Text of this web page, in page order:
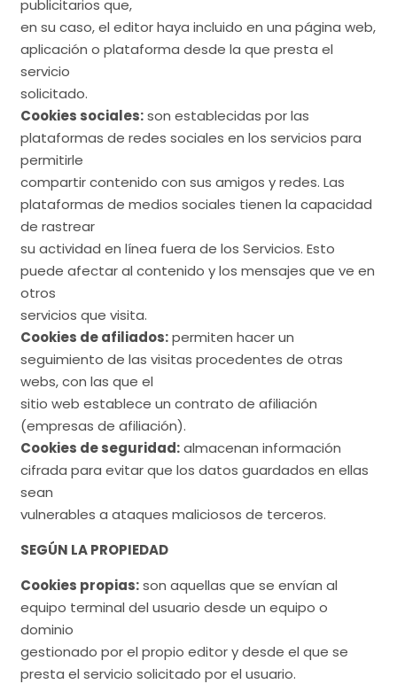
publicitarios que,
en su caso, el editor haya incluido en una página web,
aplicación o plataforma desde la que presta el
servicio
solicitado.
Cookies sociales:son establecidas por las
plataformas de redes sociales en los servicios para
permitirle
compartir contenido con sus amigos y redes. Las
plataformas de medios sociales tienen la capacidad
de rastrear
su actividad en línea fuera de los Servicios. Esto
puede afectar al contenido y los mensajes que ve en
otros
servicios que visita.
Cookies de afiliados:permiten hacer un
seguimiento de las visitas procedentes de otras
webs, con las que el
sitio web establece un contrato de afiliación
(empresas de afiliación).
Cookies de seguridad:almacenan información
cifrada para evitar que los datos guardados en ellas
sean
vulnerables a ataques maliciosos de terceros.
SEGÚN LA PROPIEDAD
Cookies propias:son aquellas que se envían al
equipo terminal del usuario desde un equipo o
dominio
gestionado por el propio editor y desde el que se
presta el servicio solicitado por el usuario.